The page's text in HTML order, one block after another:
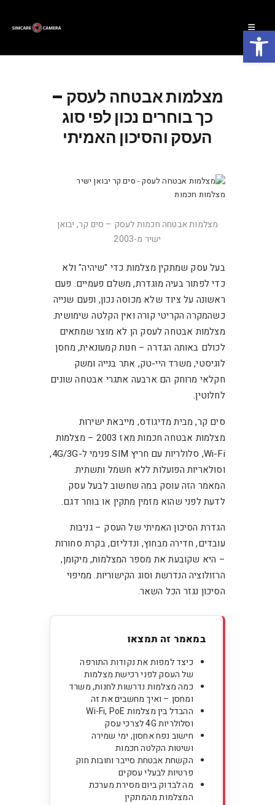
פתח סרגל נגישות
מצלמות אבטחה לעסק –
כך בוחרים נכון לפי סוג
העסק והסיכון האמיתי
מצלמות אבטחה חכמות לעסק – סים קר, יבואן
ישיר מ-2003
בעל עסק שמתקין מצלמות כדי "שיהיה" ולא
כדי לפתור בעיה מוגדרת, משלם פעמיים. פעם
ראשונה על ציוד שלא מכוסה נכון, ופעם שנייה
כשהמקרה הקריטי קורה ואין הקלטה שימושית.
מצלמות אבטחה לעסק הן לא מוצר שמתאים
לכולם באותה הגדרה – חנות קמעונאית, מחסן
לוגיסטי, משרד היי-טק, אתר בנייה ומשק
חקלאי מרוחק הם ארבעה אתגרי אבטחה שונים
לחלוטין.
סים קר, מבית מדיגודס, מייבאת ישירות
מצלמות אבטחה חכמות מאז 2003 – מצלמות
Wi-Fi, סלולריות עם חריץ SIM פנימי ל-4G/3G,
וסולאריות הפועלות ללא חשמל ותשתית.
המאמר הזה עוסק במה שחשוב לבעל עסק
לדעת לפני שהוא מזמין מתקין או בוחר דגם.
הגדרת הסיכון האמיתי של העסק – גניבות
עובדים, חדירה מבחוץ, ונדליזם, בקרת סחורות
– היא שקובעת את מספר המצלמות, מיקומן,
הרזולוציה הנדרשת וסוג הקישוריות. ממיפוי
הסיכון נגזר הכל השאר.
במאמר זה תמצאו
כיצד למפות את נקודות התורפה
של העסק לפני רכישת מצלמות
כמה מצלמות נדרשות לחנות, משרד
ומחסן – ואיך מחשבים את זה
ההבדל בין מצלמות Wi-Fi, PoE
וסלולריות 4G לצרכי עסק
חישוב נפח אחסון, ימי שמירה
ושיטות הקלטה חכמות
הקשחת אבטחת סייבר וחובות חוק
פרטיות לבעלי עסקים
מה לבדוק ביום מסירת מערכת
המצלמות מהמתקין